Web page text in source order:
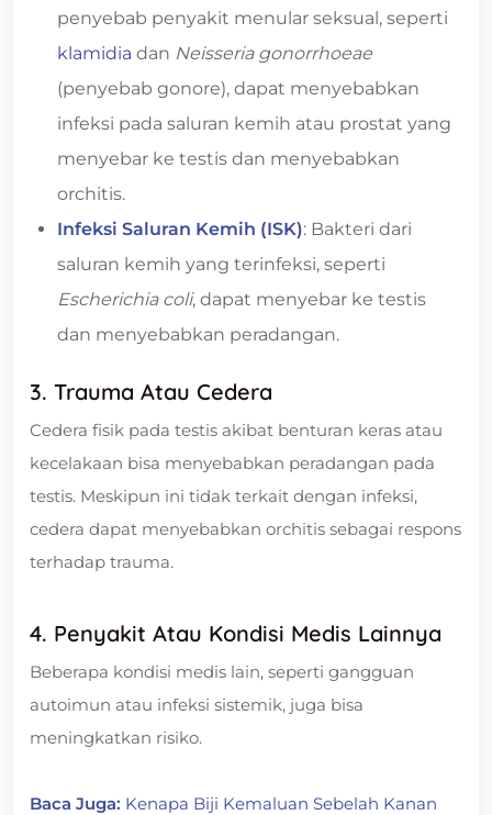
penyebab penyakit menular seksual, seperti
klamidia dan Neisseria gonorrhoeae
(penyebab gonore), dapat menyebabkan
infeksi pada saluran kemih atau prostat yang
menyebar ke testis dan menyebabkan
orchitis.
Infeksi Saluran Kemih (ISK): Bakteri dari
saluran kemih yang terinfeksi, seperti
Escherichia coli, dapat menyebar ke testis
dan menyebabkan peradangan.
3. Trauma Atau Cedera
Cedera fisik pada testis akibat benturan keras atau
kecelakaan bisa menyebabkan peradangan pada
testis. Meskipun ini tidak terkait dengan infeksi,
cedera dapat menyebabkan orchitis sebagai respons
terhadap trauma.
4. Penyakit Atau Kondisi Medis Lainnya
Beberapa kondisi medis lain, seperti gangguan
autoimun atau infeksi sistemik, juga bisa
meningkatkan risiko.
Baca Juga: Kenapa Biji Kemaluan Sebelah Kanan